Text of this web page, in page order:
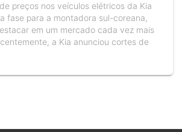
preços nos veículos elétricos da Kia
fase para a montadora sul-coreana,
em um mercado cada vez mais
a Kia anunciou cortes de